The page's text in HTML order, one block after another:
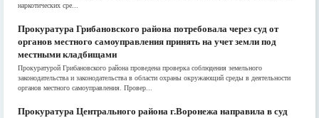
наркотических сре...
Прокуратура Грибановского района потребовала через суд от
органов местного самоуправления принять на учет земли под
местными кладбищами
Прокуратурой Грибановского района проведена проверка соблюдения земельного
законодательства и законодательства в области охраны окружающий среды в деятельности
органов местного самоуправления. Провер...
Прокуратура Центрального района г.Воронежа направила в суд